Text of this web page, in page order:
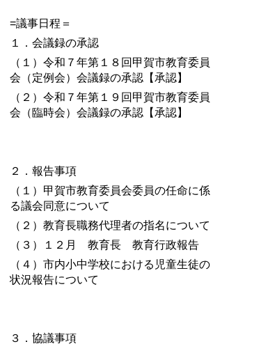
=議事日程＝
１．会議録の承認
（１）令和７年第１８回甲賀市教育委員
会（定例会）会議録の承認【承認】
（２）令和７年第１９回甲賀市教育委員
会（臨時会） 会議録の承認【承認】
２．報告事項
（１）甲賀市教育委員会委員の任命に係
る議会同意について
（２）教育長職務代理者の指名について
（３）１２月 教育長 教育行政報告
（４）市内小中学校における児童生徒の
状況報告について
３．協議事項